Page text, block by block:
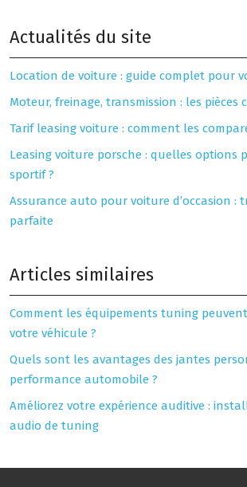
Actualités du site
Location de voiture : guide complet pour
Moteur, freinage, transmission : les pièces
Tarif leasing voiture : comment les
Leasing voiture porsche : quelles options
sportif ?
Assurance auto pour voiture d’occasion :
parfaite
Articles similaires
Comment les équipements tuning
votre véhicule ?
Quels sont les avantages des jantes
performance automobile ?
Améliorez votre expérience auditive :
audio de tuning